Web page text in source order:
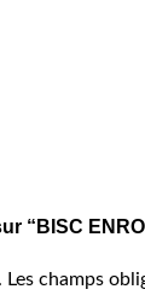
“BISC
Les champs